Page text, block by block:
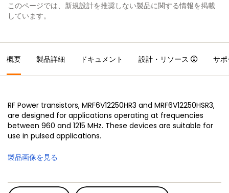
このページでは、新規設計を推奨しない製品に関する情報を掲載
しています。
概要 製品詳細 ドキュメント 設計・リソース サ
RF Power transistors, MRF6V12250HR3 and MRF6V12250HSR3,
are designed for applications operating at frequencies
between 960 and 1215 MHz. These devices are suitable for
use in pulsed applications.
製品画像を見る